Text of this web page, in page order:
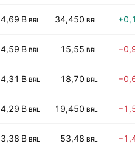
4,69 B BRL 34,450 BRL
4,59 B BRL 15,55 BRL
4,31 B BRL 18,70 BRL
4,29 B BRL 19,450 BRL
3,38 B BRL 53,48 BRL